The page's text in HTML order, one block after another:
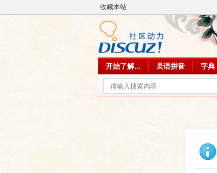
收藏本站
开始了解... 吴语拼音 字典